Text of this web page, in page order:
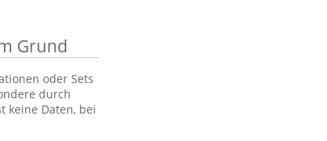
Grund
oder Sets
durch
keine Daten, bei